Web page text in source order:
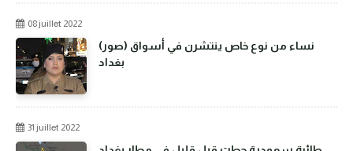
08 juillet 2022
(صور) نساء من نوع خاص ينتشرن في أسواق
بغداد
31 juillet 2022